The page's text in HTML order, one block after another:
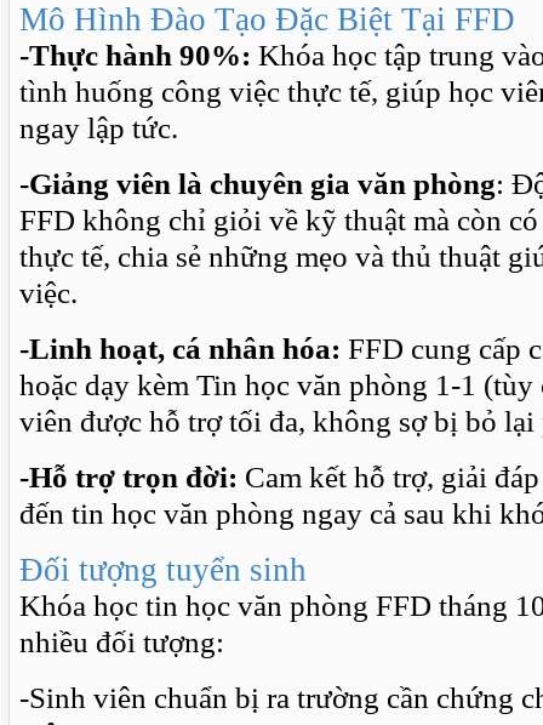
Mô Hình Đào Tạo Đặc Biệt Tại FFD
-Thực hành 90%: Khóa học tập trung
tình huống công việc thực tế, giúp học
ngay lập tức.
-Giảng viên là chuyên gia văn phòng:
FFD không chỉ giỏi về kỹ thuật mà còn
thực tế, chia sẻ những mẹo và thủ thuật
việc.
-Linh hoạt, cá nhân hóa: FFD cung cấp
hoặc dạy kèm Tin học văn phòng 1-1 (tùy
viên được hỗ trợ tối đa, không sợ bị bỏ lại
-Hỗ trợ trọn đời: Cam kết hỗ trợ, giải
đến tin học văn phòng ngay cả sau khi
Đối tượng tuyển sinh
Khóa học tin học văn phòng FFD tháng
nhiều đối tượng:
-Sinh viên chuẩn bị ra trường cần chứng